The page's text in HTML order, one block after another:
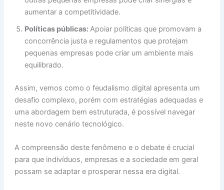
aumentar a competitividade.
Políticas públicas:Apoiar políticas que promovam a
concorrência justa e regulamentos que protejam
pequenas empresas pode criar um ambiente mais
equilibrado.
Assim, vemos como o feudalismo digital apresenta um
desafio complexo, porém com estratégias adequadas e
uma abordagem bem estruturada, é possível navegar
neste novo cenário tecnológico.
A compreensão deste fenômeno e o debate é crucial
para que indivíduos, empresas e a sociedade em geral
possam se adaptar e prosperar nessa era digital.